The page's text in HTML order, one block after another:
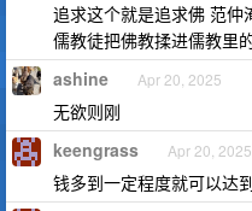
追求这个就是追求佛 范仲
儒教徒把佛教揉进儒教里
ashine Apr 20, 2025
无欲则刚
keengrass Apr 20, 2025
钱多到一定程度就可以达